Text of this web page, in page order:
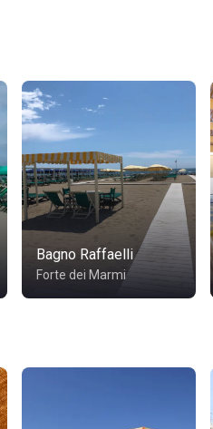
Bagno Raffaelli
Forte dei Marmi